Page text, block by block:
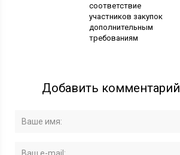
соответствие
участников закупок
дополнительным
требованиям
Добавить комментарий